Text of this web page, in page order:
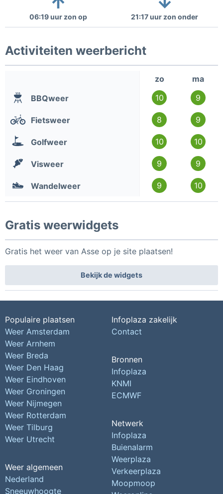
06:19 uur zon op 21:17 uur zon onder
Activiteiten weerbericht
zo
ma
BBQweer
10 9
Fietsweer 8 9
Golfweer 10 10
Visweer 9 9
Wandelweer 9 10
Gratis weerwidgets
Gratis het weer van Asse op je site plaatsen!
Bekijk de widgets
Populaire plaatsen
Weer Amsterdam
Weer Arnhem
Weer Breda
Weer Den Haag
Weer Eindhoven
Weer Groningen
Weer Nijmegen
Weer Rotterdam
Weer Tilburg
Weer Utrecht
Weer algemeen
Nederland
Sneeuwhoogte
Infoplaza zakelijk
Contact
Bronnen
Infoplaza
KNMI
ECMWF
Netwerk
Infoplaza
Buienalarm
Weerplaza
Verkeerplaza
Moopmoop